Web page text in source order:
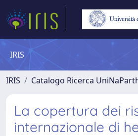
IRIS
IRIS Catalogo Ricerca
La copertura dei
internazionale di